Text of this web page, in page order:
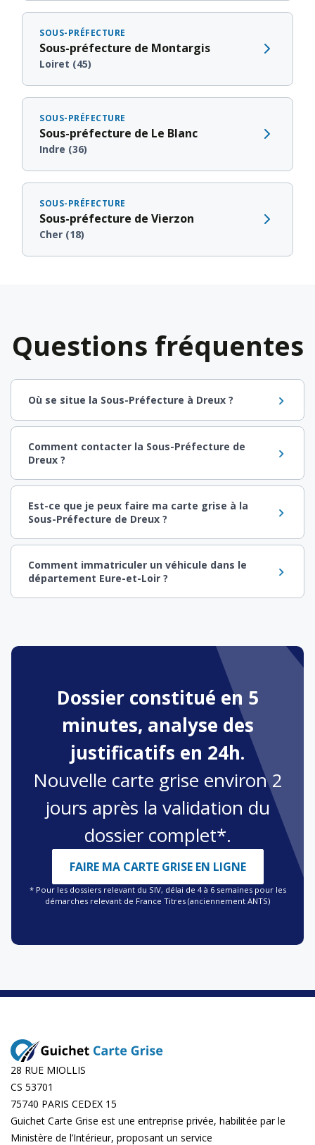
SOUS-PRÉFECTURE
Sous-préfecture de Montargis
Loiret (45)
SOUS-PRÉFECTURE
Sous-préfecture de Le Blanc
Indre (36)
SOUS-PRÉFECTURE
Sous-préfecture de Vierzon
Cher (18)
Questions fréquentes
Où se situe la Sous-Préfecture à Dreux ?
Comment contacter la Sous-Préfecture de
Dreux ?
Est-ce que je peux faire ma carte grise à la
Sous-Préfecture de Dreux ?
Comment immatriculer un véhicule dans le
département Eure-et-Loir ?
Dossier constitué en 5
minutes, analyse des
justificatifs en 24h.
Nouvelle carte grise environ 2
jours après la validation du
dossier complet*.
FAIRE MA CARTE GRISE EN LIGNE
* Pour les dossiers relevant du SIV, délai de 4 à 6 semaines pour les
démarches relevant de France Titres (anciennement ANTS)
28 RUE MIOLLIS
CS 53701
75740 PARIS CEDEX 15
Guichet Carte Grise est une entreprise privée, habilitée par le
Ministère de l’Intérieur, proposant un service